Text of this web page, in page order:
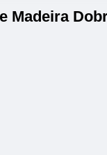
Madeira